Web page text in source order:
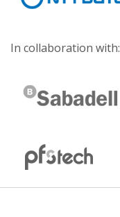
In collaboration with: